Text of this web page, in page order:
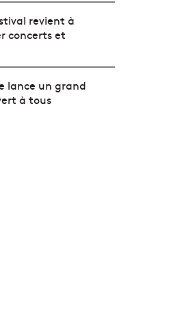
revient à
concerts et
lance un grand
à tous